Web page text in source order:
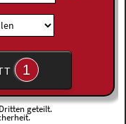
1
geteilt.